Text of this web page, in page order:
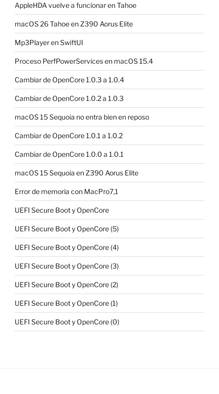
AppleHDA vuelve a funcionar en Tahoe
macOS 26 Tahoe en Z390 Aorus Elite
Mp3Player en SwiftUI
Proceso PerfPowerServices en macOS 15.4
Cambiar de OpenCore 1.0.3 a 1.0.4
Cambiar de OpenCore 1.0.2 a 1.0.3
macOS 15 Sequoia no entra bien en reposo
Cambiar de OpenCore 1.0.1 a 1.0.2
Cambiar de OpenCore 1.0.0 a 1.0.1
macOS 15 Sequoia en Z390 Aorus Elite
Error de memoria con MacPro7,1
UEFI Secure Boot y OpenCore
UEFI Secure Boot y OpenCore (5)
UEFI Secure Boot y OpenCore (4)
UEFI Secure Boot y OpenCore (3)
UEFI Secure Boot y OpenCore (2)
UEFI Secure Boot y OpenCore (1)
UEFI Secure Boot y OpenCore (0)